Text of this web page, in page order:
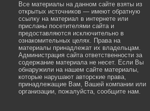
Все материалы на данном сайте взяты из
открытых источников — имеют обратную
ссылку на материал в интернете или
присланы посетителями сайта и
предоставляются исключительно в
ознакомительных целях. Права на
материалы принадлежат их владельцам.
Администрация сайта ответственности за
содержание материала не несет. Если Вы
обнаружили на нашем сайте материалы,
которые нарушают авторские права,
принадлежащие Вам, Вашей компании или
организации, пожалуйста, сообщите нам.